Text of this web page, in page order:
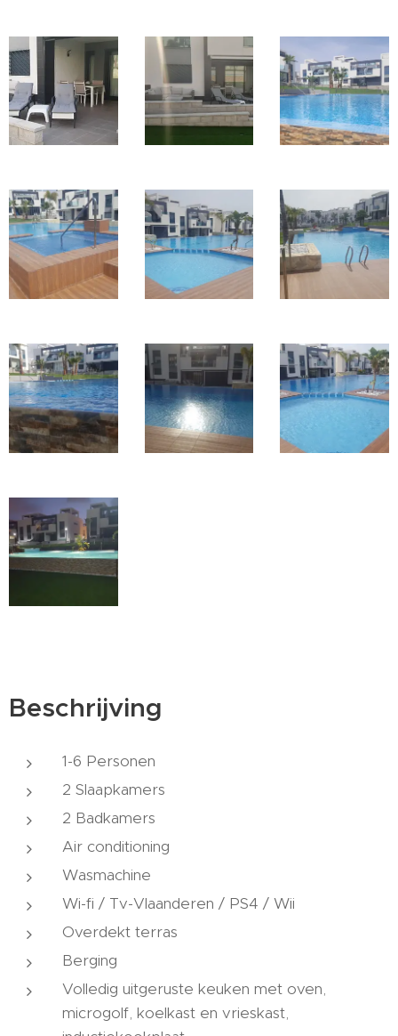
Beschrijving
1-6 Personen
2 Slaapkamers
2 Badkamers
Air conditioning
Wasmachine
Wi-fi / Tv-Vlaanderen / PS4 / Wii
Overdekt terras
Berging
Volledig uitgeruste keuken met oven,
microgolf, koelkast en vrieskast,